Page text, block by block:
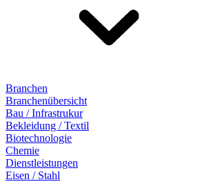
Branchen
Branchenübersicht
Bau / Infrastrukur
Bekleidung / Textil
Biotechnologie
Chemie
Dienstleistungen
Eisen / Stahl